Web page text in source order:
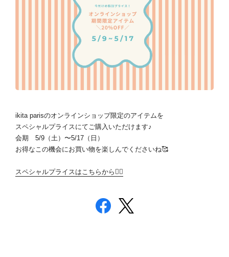
ikita parisのオンラインショップ限定のアイテムを
スペシャルプライスにてご購入いただけます♪
会期 5/9（土）〜5/17（日）
お得なこの機会にお買い物を楽しんでくださいね🥰
スペシャルプライスはこちらから💁‍♀️